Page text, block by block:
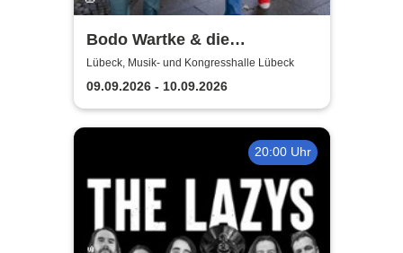
Bodo Wartke & die
SchönenGutenA-Band - In
guter Begleitung
Lübeck, Musik- und Kongresshalle Lübeck
09.09.2026 - 10.09.2026
20:00 Uhr